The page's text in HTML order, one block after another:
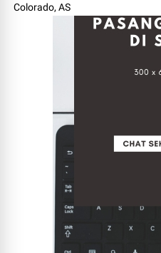
Colorado, AS